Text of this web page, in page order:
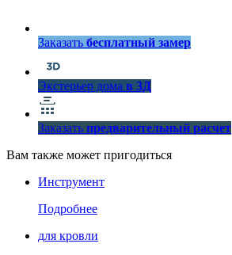
Заказать бесплатный замер
Экстерьер дома в 3Д
Заказать предварительный расчет
Вам также может пригодиться
Инструмент
Подробнее
для кровли